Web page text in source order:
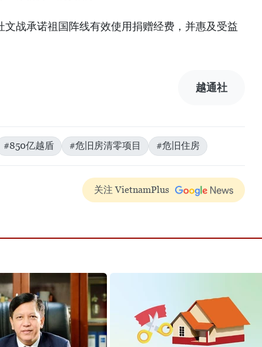
战承诺祖国阵线有效使用捐赠经费，并惠及受益
越通社
#850亿越盾 #危旧房清零项目 #危旧住房
关注 VietnamPlus